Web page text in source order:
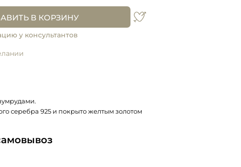
В КОРЗИНУ
у консультантов
серебра 925 и покрыто желтым золотом